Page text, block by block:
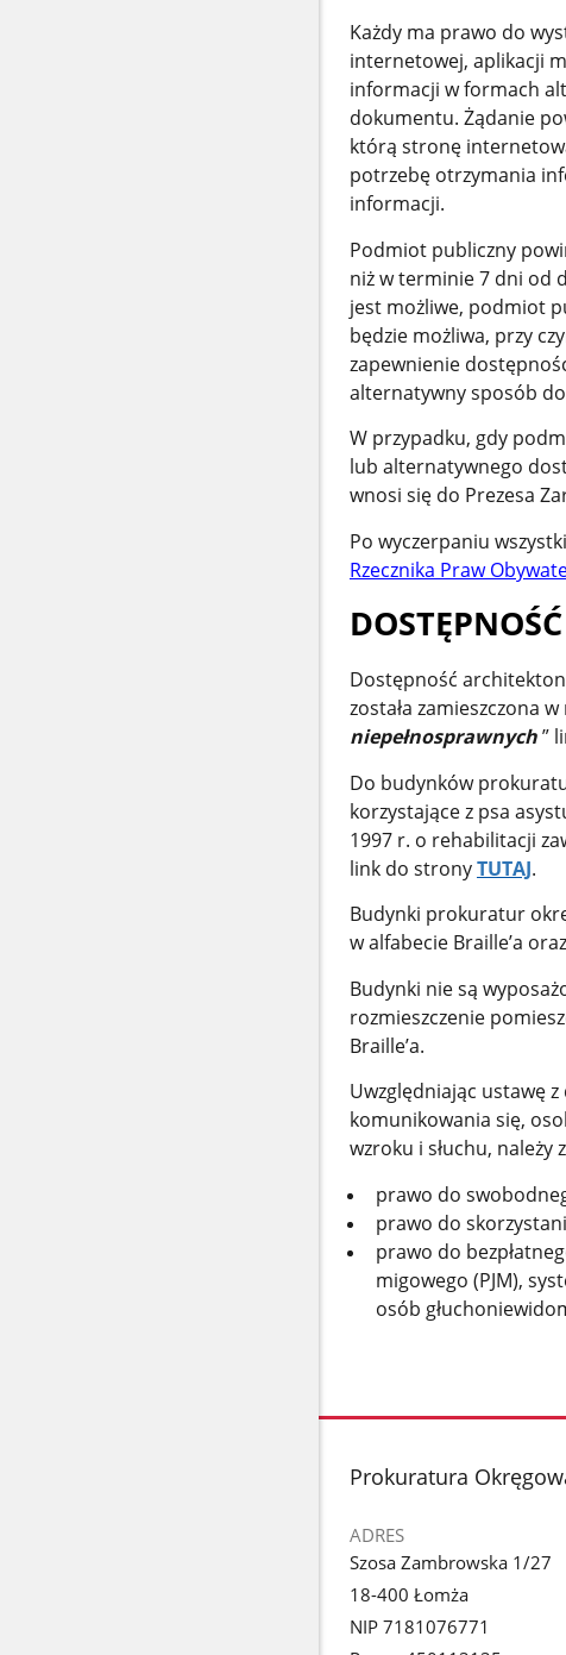
Każdy ma prawo do
internetowej, aplikacji
informacji w formach
dokumentu. Żądanie
którą stronę
potrzebę otrzymania
informacji.
Podmiot publiczny
niż w terminie 7 dni od
jest możliwe, podmiot
będzie możliwa, przy
zapewnienie
alternatywny sposób
W przypadku, gdy
lub alternatywnego
wnosi się do Prezesa
Po wyczerpaniu
Rzecznika Praw
Dostępność
została zamieszczona w
niepełnosprawnych”
Do budynków
korzystające z psa
1997 r. o rehabilitacji
link do stronyTUTAJ.
Budynki prokuratur
w alfabecie Braille’a
Budynki nie są
rozmieszczenie
Braille’a.
Uwzględniając ustawę
komunikowania się,
wzroku i słuchu, należy
prawo do
prawo do
prawo do
migowego (PJM),
osób
stopka
Prokuratura
ADRES
Szosa Zambrowska 1/27
18-400 Łomża
NIP 7181076771